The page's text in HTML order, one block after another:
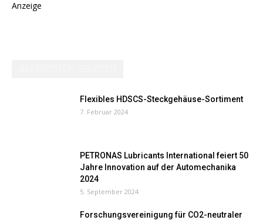
Anzeige
Flexibles HDSCS-Steckgehäuse-Sortiment
7. Februar 2024
PETRONAS Lubricants International feiert 50
Jahre Innovation auf der Automechanika
2024
5. September 2024
Forschungsvereinigung für CO2-neutraler